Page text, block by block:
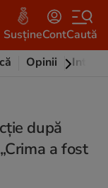
SusțineContCaută
Opinii
după
a fost